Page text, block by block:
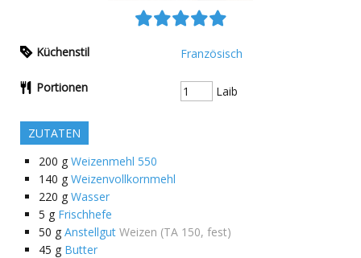
Küchenstil Französisch
Portionen Laib
ZUTATEN
200 g Weizenmehl 550
140 g Weizenvollkornmehl
220 g Wasser
5 g Frischhefe
50 g Anstellgut Weizen (TA 150, fest)
45 g Butter